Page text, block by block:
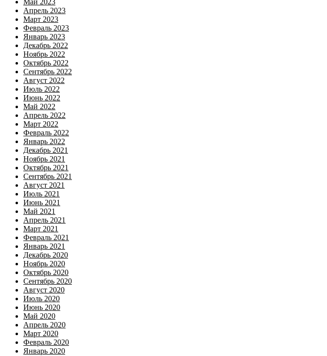
Апрель 2023
Март 2023
Февраль 2023
Январь 2023
Декабрь 2022
Ноябрь 2022
Октябрь 2022
Сентябрь 2022
Август 2022
Июль 2022
Июнь 2022
Май 2022
Апрель 2022
Март 2022
Февраль 2022
Январь 2022
Декабрь 2021
Ноябрь 2021
Октябрь 2021
Сентябрь 2021
Август 2021
Июль 2021
Июнь 2021
Май 2021
Апрель 2021
Март 2021
Февраль 2021
Январь 2021
Декабрь 2020
Ноябрь 2020
Октябрь 2020
Сентябрь 2020
Август 2020
Июль 2020
Июнь 2020
Май 2020
Апрель 2020
Март 2020
Февраль 2020
Январь 2020